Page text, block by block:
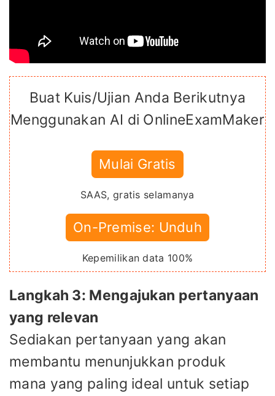
Buat Kuis/Ujian Anda Berikutnya
Menggunakan AI di OnlineExamMaker
Mulai Gratis
SAAS, gratis selamanya
On-Premise: Unduh
Kepemilikan data 100%
Langkah 3: Mengajukan pertanyaan
yang relevan
Sediakan pertanyaan yang akan
membantu menunjukkan produk
mana yang paling ideal untuk setiap